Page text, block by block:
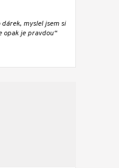
myslel jsem si
opak je pravdou“